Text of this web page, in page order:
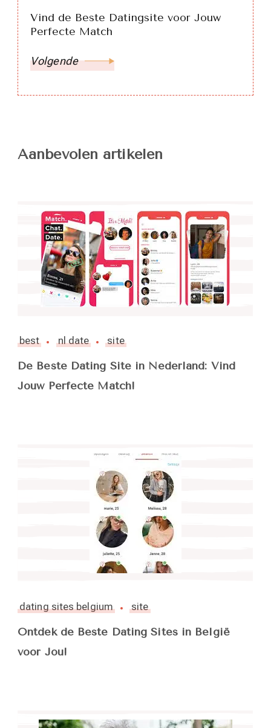
Vind de Beste Datingsite voor Jouw
Perfecte Match
Volgende
Aanbevolen artikelen
best nl date site
De Beste Dating Site in Nederland: Vind
Jouw Perfecte Match!
dating sites belgium site
Ontdek de Beste Dating Sites in België
voor Jou!